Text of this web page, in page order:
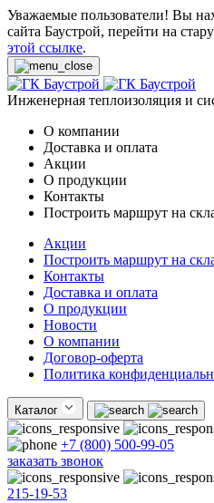
Уважаемые пользователи! Вы
сайта Баустрой, перейти на
этой ссылке.
Инженерная теплоизоляция и
О компании
Доставка и оплата
Акции
О продукции
Контакты
Построить маршрут на
Акции
Построить маршрут на
Контакты
Доставка и оплата
О продукции
Новости
О компании
Договор-оферта
Политика
Каталог
+7 (800) 500-99-05
заказать звонок
215-19-53